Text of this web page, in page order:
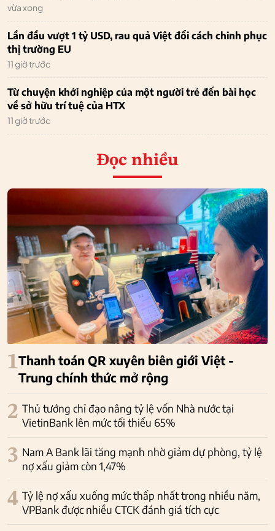
vừa xong
Lần đầu vượt 1 tỷ USD, rau quả Việt đổi cách chinh phục
thị trường EU
11 giờ trước
Từ chuyện khởi nghiệp của một người trẻ đến bài học
về sở hữu trí tuệ của HTX
11 giờ trước
Đọc nhiều
1Thanh toán QR xuyên biên giới Việt -
Trung chính thức mở rộng
2 Thủ tướng chỉ đạo nâng tỷ lệ vốn Nhà nước tại
VietinBank lên mức tối thiểu 65%
3 Nam A Bank lãi tăng mạnh nhờ giảm dự phòng, tỷ lệ
nợ xấu giảm còn 1,47%
4 Tỷ lệ nợ xấu xuống mức thấp nhất trong nhiều năm,
VPBank được nhiều CTCK đánh giá tích cực